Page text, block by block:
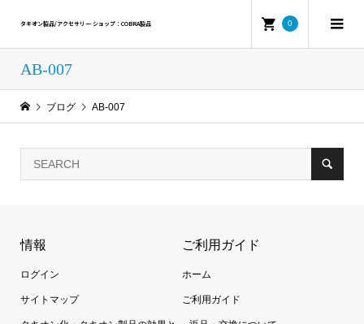
タキオン製品/アクセサリー ショップ：COBRA製品 0
AB-007
ブログ AB-007
情報
ログイン
サイトマップ
ご利用ガイド
ホーム
ご利用ガイド